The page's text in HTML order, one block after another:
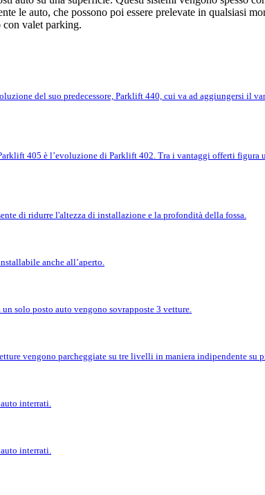
le auto, che possono poi essere prelevate in qualsiasi
valet parking.
del suo predecessore, Parklift 440, cui va ad aggiungersi il
405 è l’evoluzione di Parklift 402. Tra i vantaggi offerti
di ridurre l'altezza di installazione e la profondità della fossa.
anche all’aperto.
solo posto auto vengono sovrapposte 3 vetture.
vengono parcheggiate su tre livelli in maniera indipendente su
interrati.
interrati.